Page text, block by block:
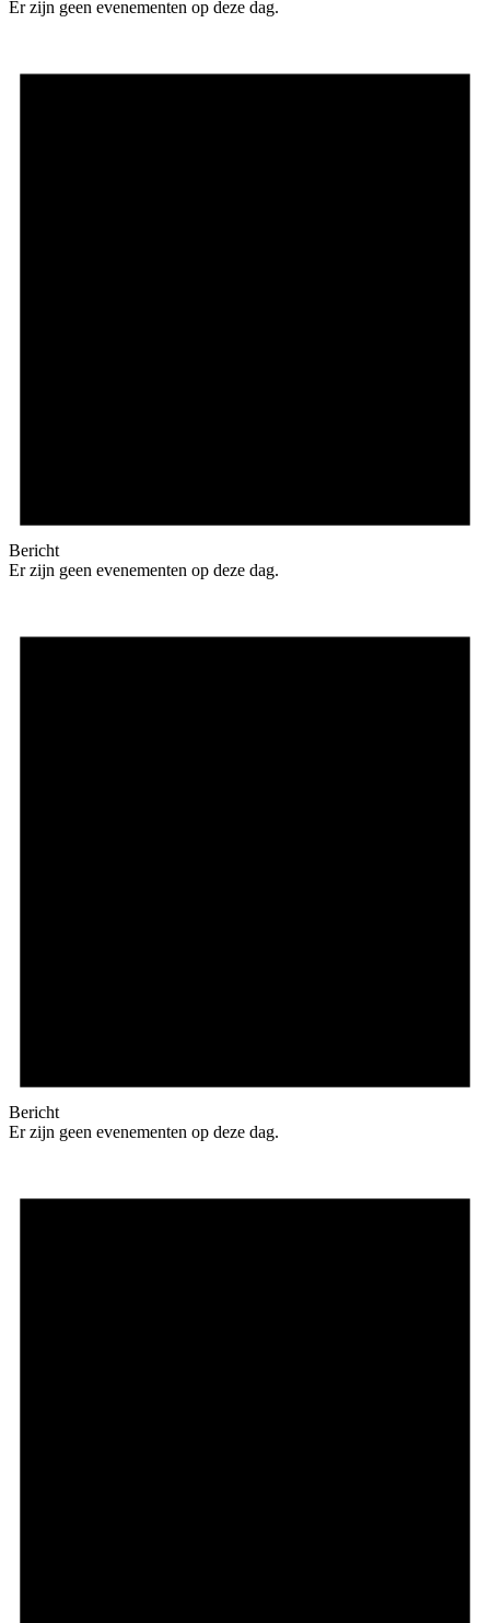
Er zijn geen evenementen op deze dag.
Bericht
Er zijn geen evenementen op deze dag.
Bericht
Er zijn geen evenementen op deze dag.